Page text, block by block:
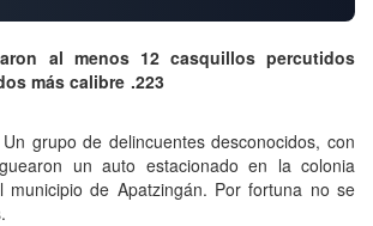
al menos 12 casquillos percutidos
y dos más calibre .223
grupo de delincuentes desconocidos, con
un auto estacionado en la colonia
municipio de Apatzingán. Por fortuna no se